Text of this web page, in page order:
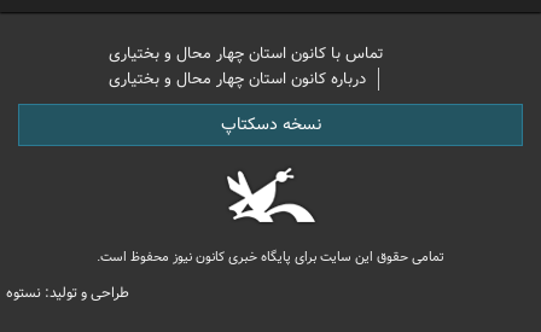
تماس با کانون استان چهار محال و بختیاری
درباره کانون استان چهار محال و بختیاری
نسخه دسکتاپ
تمامی حقوق این سایت برای پایگاه خبری کانون نیوز محفوظ است.
طراحی و تولید: نستوه